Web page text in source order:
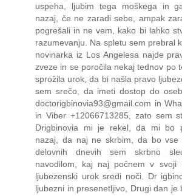
uspeha, ljubim tega moškega in
nazaj, če ne zaradi sebe, ampak
pogrešali in ne vem, kako bi lahko
razumevanju. Na spletu sem prebral
novinarka iz Los Angelesa najde
zveze in se poročila nekaj tednov po
sprožila urok, da bi našla pravo
sem srečo, da imeti dostop do
doctorigbinovia93@gmail.com in
in Viber +12066713285, zato sem
Drigbinovia mi je rekel, da mi bo
nazaj, da naj ne skrbim, da bo
delovnih dnevih sem skrbno
navodilom, kaj naj počnem v svoji
ljubezenski urok sredi noči. Dr
ljubezni in presenetljivo, Drugi dan je